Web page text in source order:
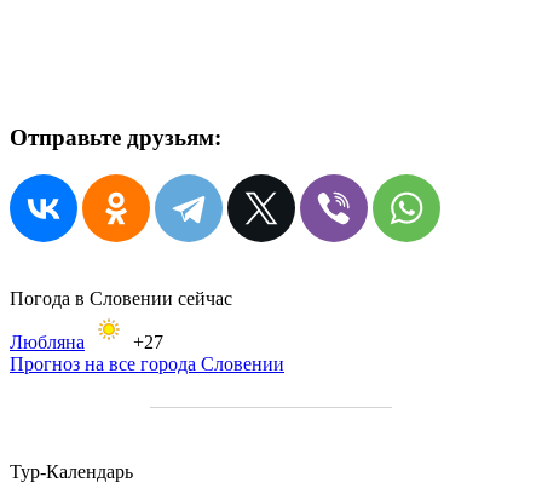
Отправьте друзьям:
Погода в Словении сейчас
Любляна
+27
Прогноз на все города Словении
Тур-Календарь